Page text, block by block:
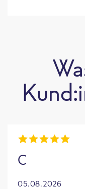
C
05.08.2026